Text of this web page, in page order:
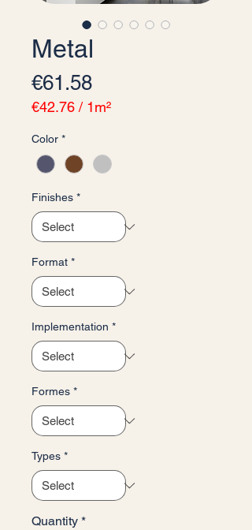
Metal
€61.58Price
€42.76 / 1m²
per
1
Square
meter
Color *
Finishes *
Format *
Implementation *
Formes *
Types *
Quantity *